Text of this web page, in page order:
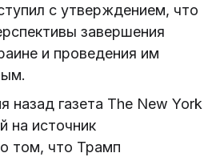
с утверждением, что
завершения
и проведения им
назад газета The New York
на источник
том, что Трамп